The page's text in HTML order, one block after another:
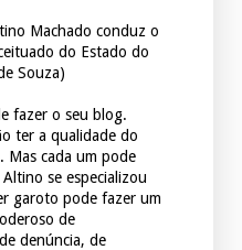
Machado conduz o
do Estado do
Souza)
fazer o seu blog.
ter a qualidade do
Mas cada um pode
se especializou
garoto pode fazer um
de
denúncia, de